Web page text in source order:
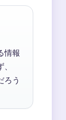
情報
ろう